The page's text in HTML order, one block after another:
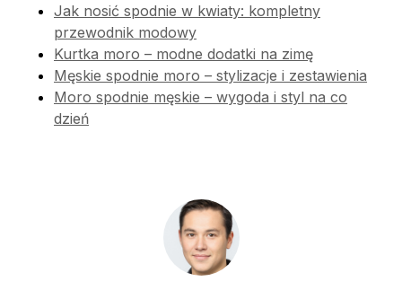
Jak nosić spodnie w kwiaty: kompletny
przewodnik modowy
Kurtka moro – modne dodatki na zimę
Męskie spodnie moro – stylizacje i zestawienia
Moro spodnie męskie – wygoda i styl na co
dzień